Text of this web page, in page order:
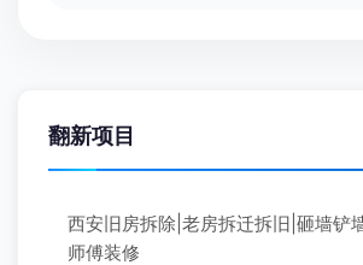
翻新项目
西安旧房拆除|老房拆迁拆旧|砸墙铲
师傅装修